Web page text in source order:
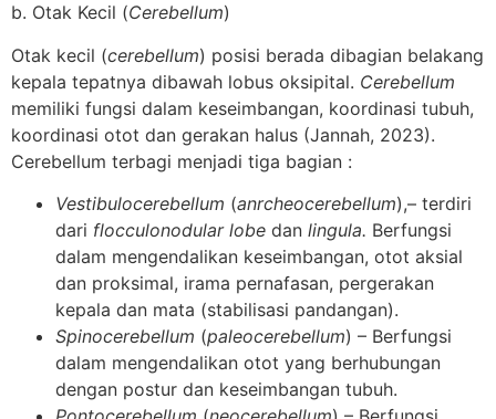
b. Otak Kecil (Cerebellum)
Otak kecil (cerebellum) posisi berada dibagian belakang
kepala tepatnya dibawah lobus oksipital. Cerebellum
memiliki fungsi dalam keseimbangan, koordinasi tubuh,
koordinasi otot dan gerakan halus (Jannah, 2023).
Cerebellum terbagi menjadi tiga bagian :
Vestibulocerebellum (anrcheocerebellum),– terdiri
dari flocculonodular lobe dan lingula. Berfungsi
dalam mengendalikan keseimbangan, otot aksial
dan proksimal, irama pernafasan, pergerakan
kepala dan mata (stabilisasi pandangan).
Spinocerebellum (paleocerebellum) – Berfungsi
dalam mengendalikan otot yang berhubungan
dengan postur dan keseimbangan tubuh.